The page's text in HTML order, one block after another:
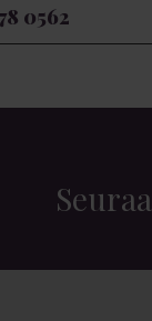
0562